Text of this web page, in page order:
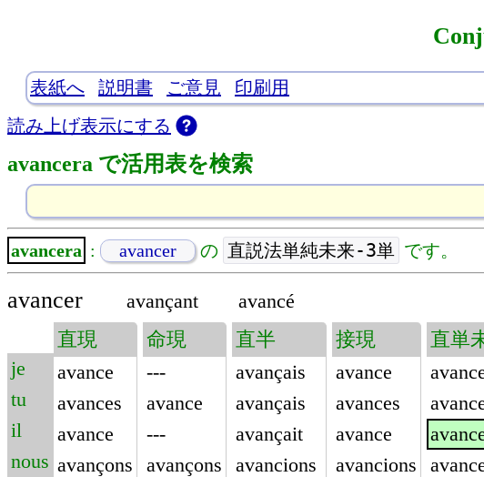
表紙へ 説明書 ご意見
印刷用
読み上げ表示にする
avancera で活用表を検索
avancera : avancer の 直説法単純未来-3単 です。
avancer avançant avancé
je
tu
il
nous
直現
avance
avances
avance
avançons
命現
---
avance
---
avançons
直半
avançais
avançais
avançait
avancions
接現
avance
avances
avance
avancions
直単